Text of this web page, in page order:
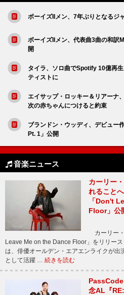
ボーイズIIメン、7年ぶりとなるジ
ボーイズIIメン、代表曲3曲の和訳
開
タイラ、ソロ曲でSpotify 10億再
ティストに
エイサップ・ロッキー＆リアーナ
次の赤ちゃんにつけると約束
ブランドン・ウッディ、デビュー
Pt. 1」公開
音楽ニュース
カーリー
れること
「Don't
Floor」公
カーリー
Leave Me on the Dance Floor」をリリー
は、俳優オールデン・エアエンライクが出
として活躍 … 続きを読む
念AL『